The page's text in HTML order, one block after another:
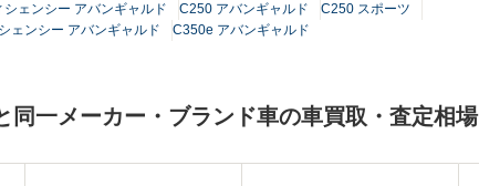
ェンシー アバンギャルド C250 アバンギャルド
C250 スポーツ
ェンシー アバンギャルド C350e アバンギャルド
一メーカー・ブランド車の車買取・査定相場